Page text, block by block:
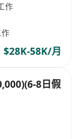
作
$28K-58K/月
8日假